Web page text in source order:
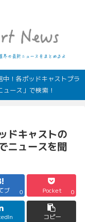
！各ポッドキャストプラ
ース」で検索！
ドキャストの
ニュースを聞
ブ 0 Pocket 0
コピー